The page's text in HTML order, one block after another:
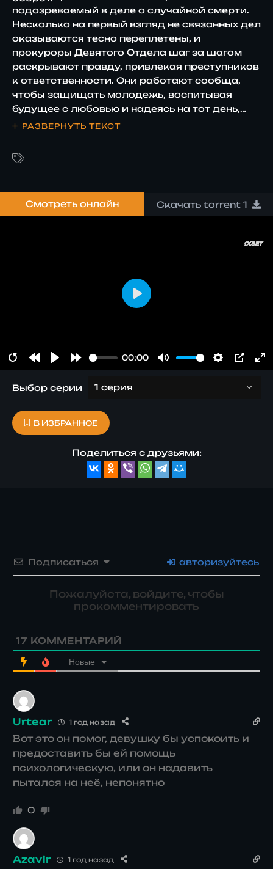
подозреваемый в деле о случайной смерти.
Несколько на первый взгляд не связанных дел
оказываются тесно переплетены, и
прокуроры Девятого Отдела шаг за шагом
раскрывают правду, привлекая преступников
к ответственности. Они работают сообща,
чтобы защищать молодежь, воспитывая
будущее с любовью и надеясь на тот день,
когда больше не останется дел для
РАЗВЕРНУТЬ ТЕКСТ
Смотреть онлайн Скачать torrent 1
RESTART
REWIND 1S
PLAYFORWARD 1S
00:00 MUTE SETTINGS
PIP
PLAY
Поделиться с друзьями:
В ИЗБРАННОЕ
Выбор серии
Подписаться авторизуйтесь
Пожалуйста, войдите, чтобы
прокомментировать
17 КОММЕНТАРИЙ
Новые
Urtear 1 год назад
Вот это он помог, девушку бы успокоить и
предоставить бы ей помощь
психологическую, или он надавить
пытался на неё, непонятно
0
Azavir 1 год назад